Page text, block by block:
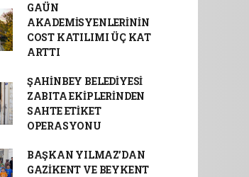
GAÜN
AKADEMİSYENLERİNİN
COST KATILIMI ÜÇ KAT
ARTTI
ŞAHİNBEY BELEDİYESİ
ZABITA EKİPLERİNDEN
SAHTE ETİKET
OPERASYONU
BAŞKAN YILMAZ’DAN
GAZİKENT VE BEYKENT